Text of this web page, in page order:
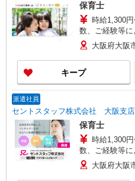
保育士
時給1,300
数、ご経験等により考慮 ※給与
よる 大阪府大阪
キープ
派遣社員
セントスタッフ株式会社 大阪支
保育士
時給1,300
数、ご経験等により考慮 ※給与
よる 大阪府大阪